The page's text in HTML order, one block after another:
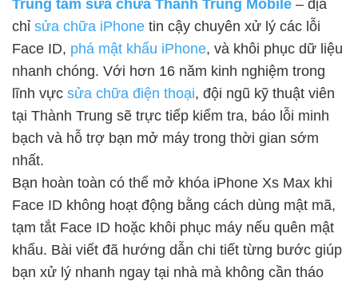
Trung tâm sửa chữa Thành Trung Mobile – địa
chỉ sửa chữa iPhone tin cậy chuyên xử lý các lỗi
Face ID, phá mật khẩu iPhone, và khôi phục dữ liệu
nhanh chóng. Với hơn 16 năm kinh nghiệm trong
lĩnh vực sửa chữa điện thoại, đội ngũ kỹ thuật viên
tại Thành Trung sẽ trực tiếp kiểm tra, báo lỗi minh
bạch và hỗ trợ bạn mở máy trong thời gian sớm
nhất.
Bạn hoàn toàn có thể mở khóa iPhone Xs Max khi
Face ID không hoạt động bằng cách dùng mật mã,
tạm tắt Face ID hoặc khôi phục máy nếu quên mật
khẩu. Bài viết đã hướng dẫn chi tiết từng bước giúp
bạn xử lý nhanh ngay tại nhà mà không cần tháo